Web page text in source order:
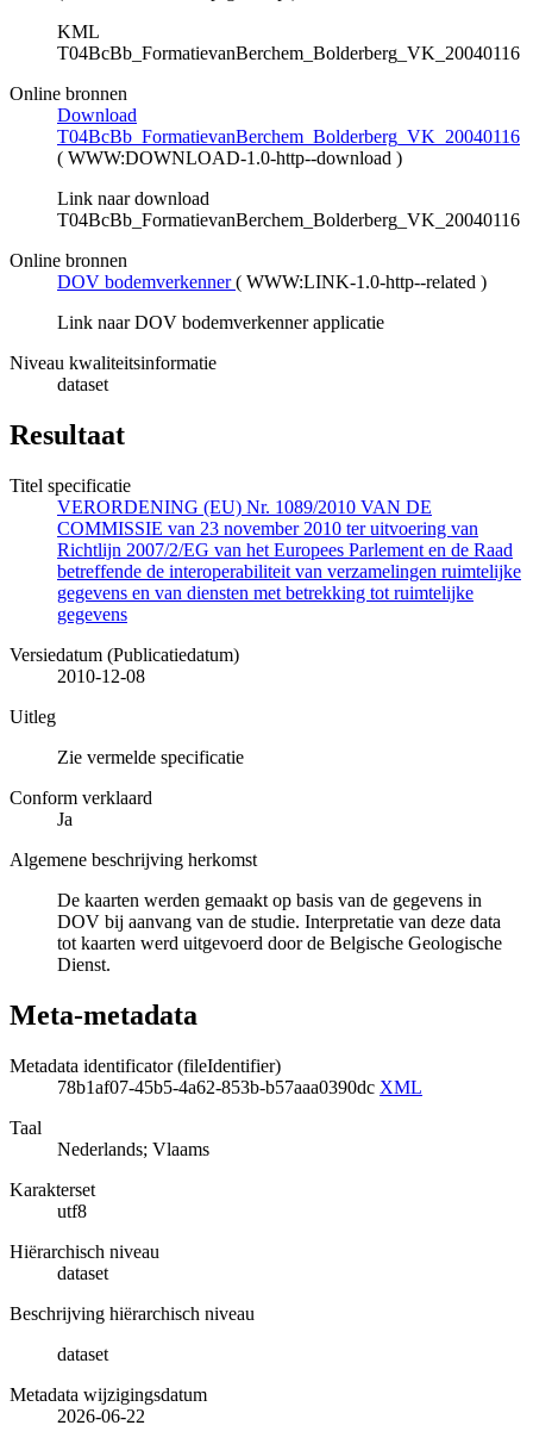
KML
T04BcBb_FormatievanBerchem_Bolderberg_VK_20040116
Online bronnen
Download
T04BcBb_FormatievanBerchem_Bolderberg_VK_20040116
( WWW:DOWNLOAD-1.0-http--download )
Link naar download
T04BcBb_FormatievanBerchem_Bolderberg_VK_20040116
Online bronnen
DOV bodemverkenner ( WWW:LINK-1.0-http--related )
Link naar DOV bodemverkenner applicatie
Niveau kwaliteitsinformatie
dataset
Resultaat
Titel specificatie
VERORDENING (EU) Nr. 1089/2010 VAN DE
COMMISSIE van 23 november 2010 ter uitvoering van
Richtlijn 2007/2/EG van het Europees Parlement en de Raad
betreffende de interoperabiliteit van verzamelingen ruimtelijke
gegevens en van diensten met betrekking tot ruimtelijke
gegevens
Versiedatum (Publicatiedatum)
2010-12-08
Uitleg
Zie vermelde specificatie
Conform verklaard
Ja
Algemene beschrijving herkomst
De kaarten werden gemaakt op basis van de gegevens in
DOV bij aanvang van de studie. Interpretatie van deze data
tot kaarten werd uitgevoerd door de Belgische Geologische
Dienst.
Meta-metadata
Metadata identificator (fileIdentifier)
78b1af07-45b5-4a62-853b-b57aaa0390dc XML
Taal
Nederlands; Vlaams
Karakterset
utf8
Hiërarchisch niveau
dataset
Beschrijving hiërarchisch niveau
dataset
Metadata wijzigingsdatum
2026-06-22